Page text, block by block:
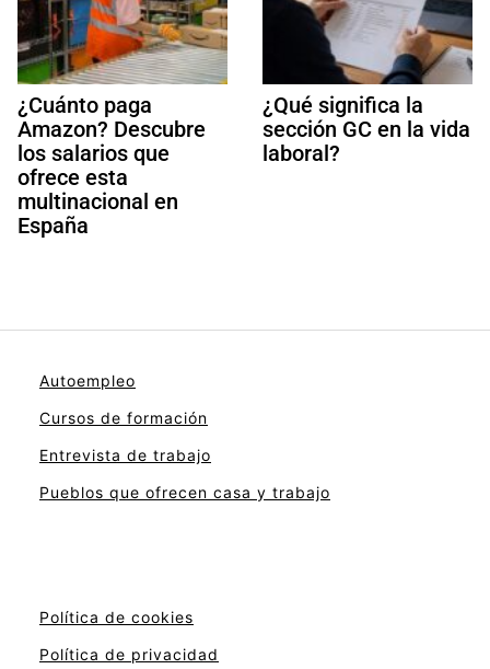
¿Cuánto paga
Amazon? Descubre
los salarios que
ofrece esta
multinacional en
España
¿Qué significa la
sección GC en la vida
laboral?
Autoempleo
Cursos de formación
Entrevista de trabajo
Pueblos que ofrecen casa y trabajo
Política de cookies
Política de privacidad